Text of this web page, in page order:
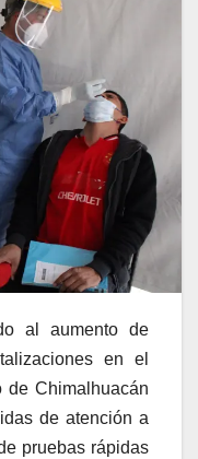
al aumento de
en el
de Chimalhuacán
de atención a
pruebas rápidas